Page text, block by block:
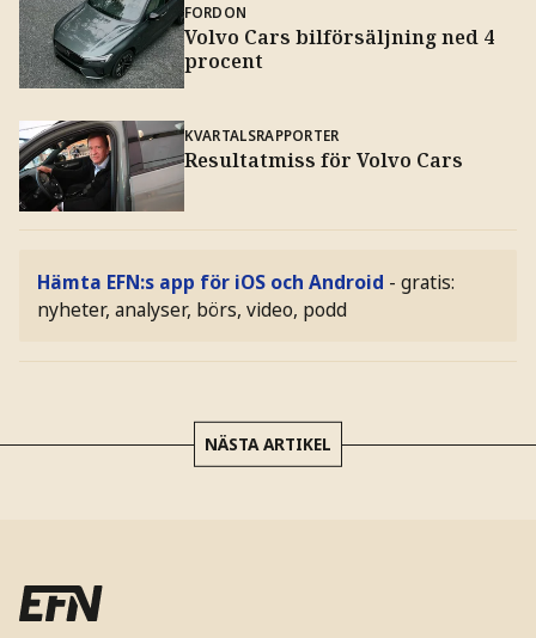
FORDON
Volvo Cars bilförsäljning ned 4
procent
KVARTALSRAPPORTER
Resultatmiss för Volvo Cars
Hämta EFN:s app för iOS och Android - gratis:
nyheter, analyser, börs, video, podd
NÄSTA ARTIKEL